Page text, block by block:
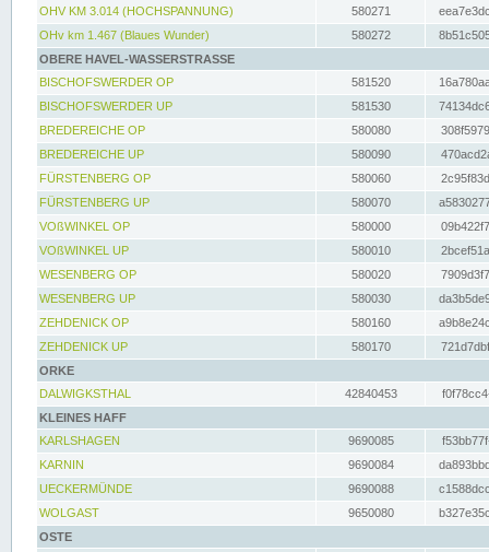
OHV KM 3.014 (HOCHSPANNUNG)
580271
OHv km 1.467 (Blaues Wunder)
580272
OBERE HAVEL-WASSERSTRASSE
BISCHOFSWERDER OP
581520
BISCHOFSWERDER UP
581530
BREDEREICHE OP
580080
BREDEREICHE UP
580090
FÜRSTENBERG OP
580060
FÜRSTENBERG UP
580070
VOßWINKEL OP
580000
VOßWINKEL UP
580010
WESENBERG OP
580020
WESENBERG UP
580030
ZEHDENICK OP
580160
ZEHDENICK UP
580170
ORKE
DALWIGKSTHAL
42840453
KLEINES HAFF
KARLSHAGEN
9690085
KARNIN
9690084
UECKERMÜNDE
9690088
WOLGAST
9650080
OSTE